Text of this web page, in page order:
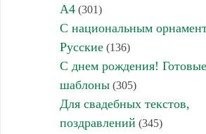
А4(301)
С национальным
Русские(136)
С днем рождения! Готовые
шаблоны(305)
Для свадебных текстов,
поздравлений (345)